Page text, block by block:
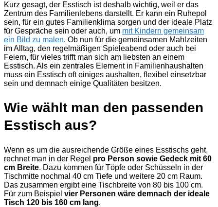
Kurz gesagt, der Esstisch ist deshalb wichtig, weil er das
Zentrum des Familienlebens darstellt. Er kann ein Ruhepol
sein, für ein gutes Familienklima sorgen und der ideale Platz
für Gespräche sein oder auch, um mit Kindern gemeinsam
ein Bild zu malen. Ob nun für die gemeinsamen Mahlzeiten
im Alltag, den regelmäßigen Spieleabend oder auch bei
Feiern, für vieles trifft man sich am liebsten an einem
Esstisch. Als ein zentrales Element in Familienhaushalten
muss ein Esstisch oft einiges aushalten, flexibel einsetzbar
sein und demnach einige Qualitäten besitzen.
Wie wählt man den passenden
Esstisch aus?
Wenn es um die ausreichende Größe eines Esstischs geht,
rechnet man in der Regel pro Person sowie Gedeck mit 60
cm Breite. Dazu kommen für Töpfe oder Schüsseln in der
Tischmitte nochmal 40 cm Tiefe und weitere 20 cm Raum.
Das zusammen ergibt eine Tischbreite von 80 bis 100 cm.
Für zum Beispiel vier Personen wäre demnach der ideale
Tisch 120 bis 160 cm lang.